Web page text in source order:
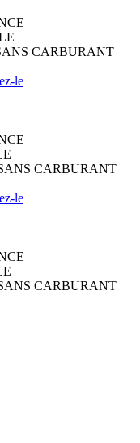
CARBURANT
le
CARBURANT
le
CARBURANT